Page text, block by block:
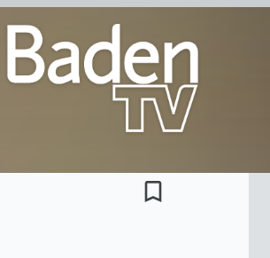
bookmark_border